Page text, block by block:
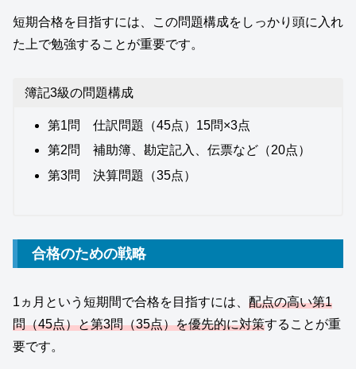
短期合格を目指すには、この問題構成をしっかり頭に入れ
た上で勉強することが重要です。
簿記3級の問題構成
第1問 仕訳問題（45点）15問×3点
第2問 補助簿、勘定記入、伝票など（20点）
第3問 決算問題（35点）
合格のための戦略
1ヵ月という短期間で合格を目指すには、 配点の高い第1
問（45点）と第3問（35点）を優先的に対策することが重
要です。